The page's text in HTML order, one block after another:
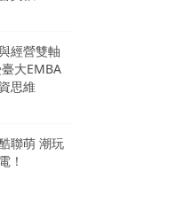
經營雙軸
大EMBA
思維
聯萌 潮玩
！